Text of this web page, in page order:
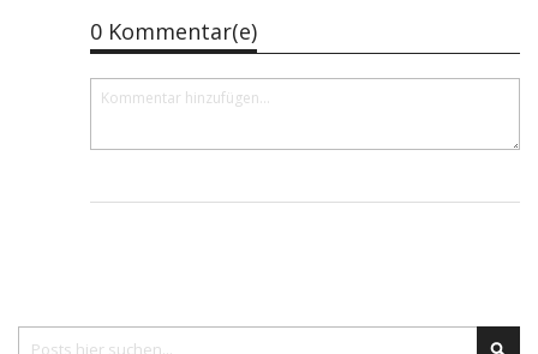
0 Kommentar(e)